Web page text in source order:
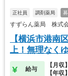
正社員 調剤薬局
すずらん薬局 株式
【横浜市港南
上！無理なく
給与
【月
【年